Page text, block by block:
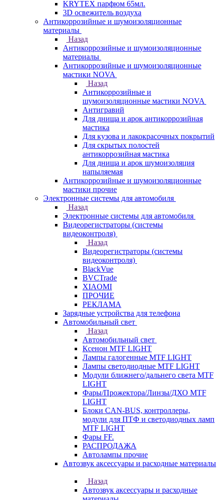
KRYTEX парфюм 65мл.
3D освежитель воздуха
Антикоррозийные и шумоизоляционные
материалы
Назад
Антикоррозийные и шумоизоляционные
материалы
Антикоррозийные и шумоизоляционные
мастики NOVA
Назад
Антикоррозийные и
шумоизоляционные мастики NOVA
Антигравий
Для днища и арок антикоррозийная
мастика
Для кузова и лакокрасочных покрытий
Для скрытых полостей
антикоррозийная мастика
Для днища и арок шумоизоляция
напыляемая
Антикоррозийные и шумоизоляционные
мастики прочие
Электронные системы для автомобиля
Назад
Электронные системы для автомобиля
Видеорегистраторы (системы
видеоконтроля)
Назад
Видеорегистраторы (системы
видеоконтроля)
BlackVue
BVCTrade
XIAOMI
ПРОЧИЕ
РЕКЛАМА
Зарядные устройства для телефона
Автомобильный свет
Назад
Автомобильный свет
Ксенон MTF LIGHT
Лампы галогенные MTF LIGHT
Лампы светодиодные MTF LIGHT
Модули ближнего/дальнего света MTF
LIGHT
Фары/Прожектора/Линзы/ДХО MTF
LIGHT
Блоки CAN-BUS, контроллеры,
модули для ПТФ и светодиодных ламп
MTF LIGHT
Фары FF.
РАСПРОДАЖА
Автолампы прочие
Автозвук аксессуары и расходные материалы
Назад
Автозвук аксессуары и расходные